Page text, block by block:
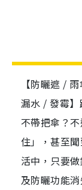
【防曬遮 /
漏水 / 發霉
不帶把傘？
住」，甚至
活中，只要
及防曬功能